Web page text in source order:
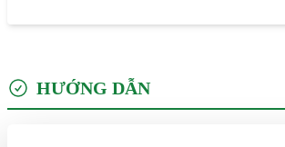
HƯỚNG DẪN